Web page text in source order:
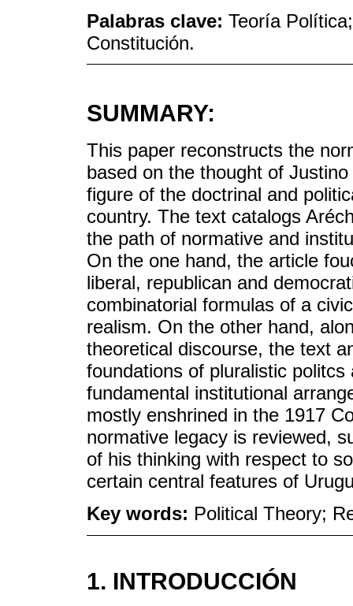
Palabras clave: Teoría
Constitución.
SUMMARY:
This paper reconstructs the
based on the thought of
figure of the doctrinal and
country. The text catalogs
the path of normative and
On the one hand, the article
liberal, republican and
combinatorial formulas of a
realism. On the other hand,
theoretical discourse, the text
foundations of pluralistic
fundamental institutional
mostly enshrined in the 1917
normative legacy is reviewed,
of his thinking with respect to
certain central features of
Key words: Political Theory;
1. INTRODUCCIÓN